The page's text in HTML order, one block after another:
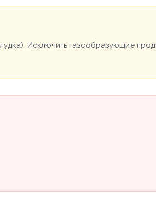
Исключить газообразующие